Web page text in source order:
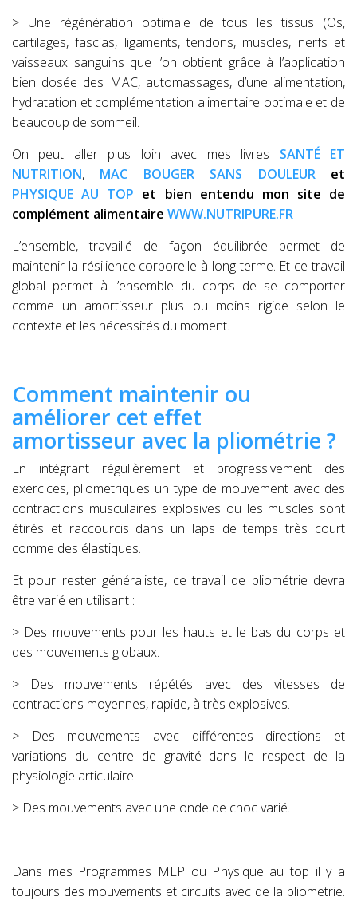
> Une régénération optimale de tous les tissus (Os,
cartilages, fascias, ligaments, tendons, muscles, nerfs et
vaisseaux sanguins que l’on obtient grâce à l’application
bien dosée des MAC, automassages, d’une alimentation,
hydratation et complémentation alimentaire optimale et de
beaucoup de sommeil.
On peut aller plus loin avec mes livres SANTÉ ET
NUTRITION, MAC BOUGER SANS DOULEURet
PHYSIQUE AU TOP et bien entendu mon site de
complément alimentaire WWW.NUTRIPURE.FR
L’ensemble, travaillé de façon équilibrée permet de
maintenir la résilience corporelle à long terme. Et ce travail
global permet à l’ensemble du corps de se comporter
comme un amortisseur plus ou moins rigide selon le
contexte et les nécessités du moment.
Comment maintenir ou
améliorer cet effet
amortisseur avec la pliométrie ?
En intégrant régulièrement et progressivement des
exercices, pliometriques un type de mouvement avec des
contractions musculaires explosives ou les muscles sont
étirés et raccourcis dans un laps de temps très court
comme des élastiques.
Et pour rester généraliste, ce travail de pliométrie devra
être varié en utilisant :
> Des mouvements pour les hauts et le bas du corps et
des mouvements globaux.
> Des mouvements répétés avec des vitesses de
contractions moyennes, rapide, à très explosives.
> Des mouvements avec différentes directions et
variations du centre de gravité dans le respect de la
physiologie articulaire.
> Des mouvements avec une onde de choc varié.
Dans mes Programmes MEP ou Physique au top il y a
toujours des mouvements et circuits avec de la pliometrie.